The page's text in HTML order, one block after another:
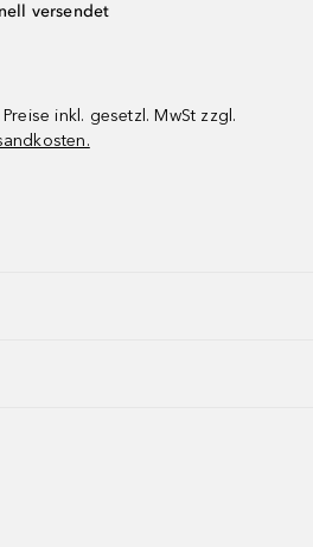
versendet
inkl. gesetzl. MwSt zzgl.